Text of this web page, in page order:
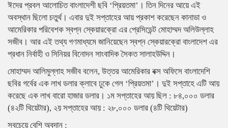
ঈদের প্রবল আলোচিত বাংলাদেশী ছবি ‘প্রিয়তমা’। তিন দিনের আয়ে এই
অবস্থান ছিলো চতুর্থ। এবার দুই সপ্তাহের আয় প্রকাশ করেছেন কানাডা ও
আমেরিকার পরিবেশক স্বপ্ন স্কেয়ারক্রো এর প্রেসিডেন্ট মোহাম্মদ অলিউল্লাহ
সজীব। আর এই তথ্য গণমাধ্যমে জানিয়েছেন স্বপ্ন স্কেয়ারক্রো বাংলাদেশ এর
প্রধান নির্বাহী ও সিনিয়র বিনোদন সাংবাদিক সৈকত সালাহউদ্দিন।
মোহাম্মদ আলিমুল্লাহ সজীব বলেন, উত্তর আমেরিকার বক্স অফিসে বাংলাদেশি
ছবির গর্বের এক লাখ ডলার ক্লাবে ঢুকে গেল ‘প্রিয়তমা’। দুই সপ্তাহে এটি আয়
করেছে এক লাখ বারো হাজার ডলার। ১ম সপ্তাহের আয় ছিল : ৮৪,০০০ ডলার
(৪২টি থিয়েটার), ২য় সপ্তাহের আয় : ২৮,০০০ ডলার (৪টি থিয়েটার)
সবচেয়ে বেশি অবদান :